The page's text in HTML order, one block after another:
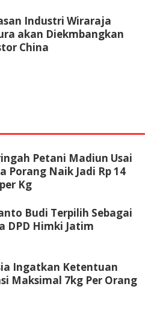
Industri Wiraraja
akan Diekmbangkan
China
Petani Madiun Usai
Porang Naik Jadi Rp 14
Kg
Budi Terpilih Sebagai
DPD Himki Jatim
Ingatkan Ketentuan
Maksimal 7kg Per Orang